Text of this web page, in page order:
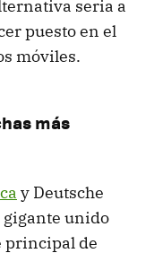
seria a
puesto en el
móviles.
más
y Deutsche
gigante unido
principal de